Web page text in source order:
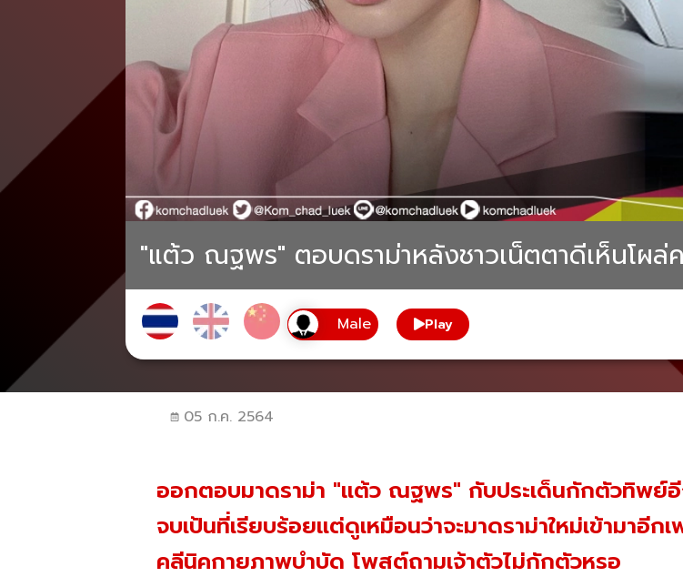
"แต้ว ณฐพร" ตอบดราม่าหลังชาวเน็ตตาดีเห็นโผ
Play
05 ก.ค. 2564
ออกตอบมาดราม่า "แต้ว ณฐพร" กับประเด็นกักตัวทิพย์อี
จบเป้นที่เรียบร้อยแต่ดูเหมือนว่าจะมาดราม่าใหม่เข้ามาอีก
คลีนิคกายภาพบำบัด โพสต์ถามเจ้าตัวไม่กักตัวหรอ